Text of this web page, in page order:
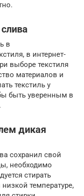
в
в интернет-
выборе текстиля
материалов и
текстиль у
быть уверенным в
дикая
сохранил свой
необходимо
стирать
температуре,